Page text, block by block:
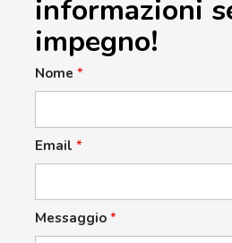
informazioni
impegno!
Nome *
Email *
Messaggio *